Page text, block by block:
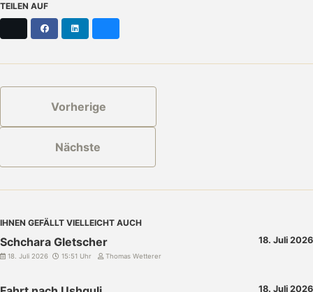
TEILEN AUF
Facebook
Vorherige
Nächste
IHNEN GEFÄLLT VIELLEICHT AUCH
Schchara Gletscher 18. Juli 2026
18. Juli 2026 15:51 Uhr Thomas Wetterer
18. Juli 2026